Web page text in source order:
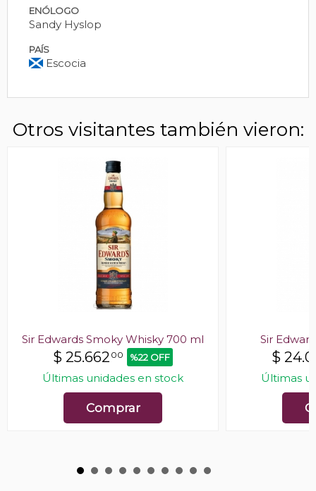
ENÓLOGO
Sandy Hyslop
PAÍS
Escocia
Otros visitantes también vieron:
Sir Edwards Smoky Whisky 700 ml
$ 25.662 00 %22 OFF
Últimas unidades en stock
Comprar
Sir
$
Últimas